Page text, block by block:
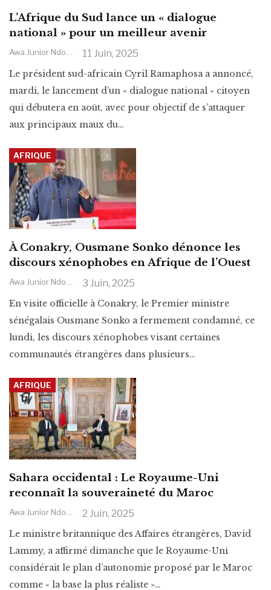
L’Afrique du Sud lance un « dialogue
national » pour un meilleur avenir
11 Juin, 2025
Le président sud-africain Cyril Ramaphosa a annoncé,
mardi, le lancement d’un « dialogue national » citoyen
qui débutera en août, avec pour objectif de s’attaquer
aux principaux maux du…
AFRIQUE
À Conakry, Ousmane Sonko dénonce les
discours xénophobes en Afrique de l’Ouest
3 Juin, 2025
En visite officielle à Conakry, le Premier ministre
sénégalais Ousmane Sonko a fermement condamné, ce
lundi, les discours xénophobes visant certaines
communautés étrangères dans plusieurs…
AFRIQUE
Sahara occidental : Le Royaume-Uni
reconnaît la souveraineté du Maroc
2 Juin, 2025
Le ministre britannique des Affaires étrangères, David
Lammy, a affirmé dimanche que le Royaume-Uni
considérait le plan d’autonomie proposé par le Maroc
comme « la base la plus réaliste »…